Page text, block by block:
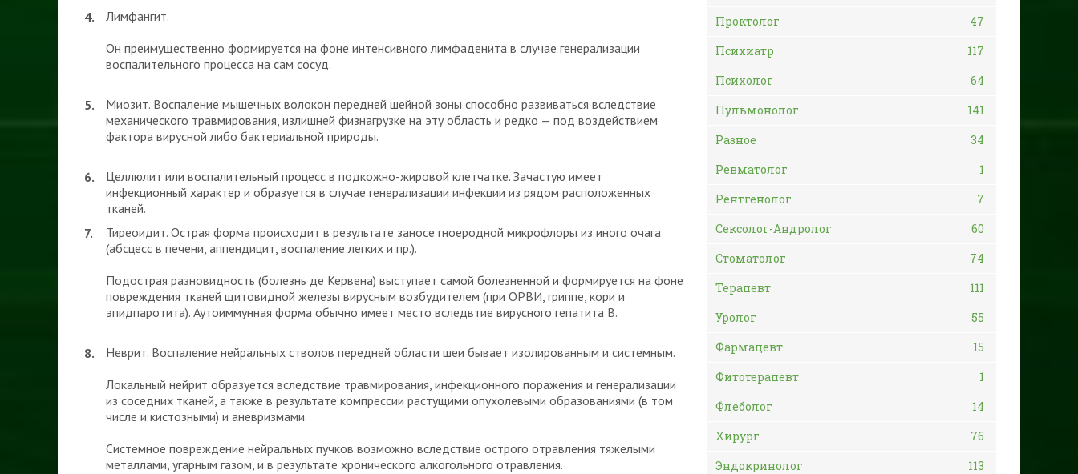
Лимфангит.
Он преимущественно формируется на фоне интенсивного лимфаденита в случае генерализации
воспалительного процесса на сам сосуд.
Миозит. Воспаление мышечных волокон передней шейной зоны способно развиваться вследствие
механического травмирования, излишней физнагрузке на эту область и редко — под воздействием
фактора вирусной либо бактериальной природы.
Целлюлит или воспалительный процесс в подкожно-жировой клетчатке. Зачастую имеет
инфекционный характер и образуется в случае генерализации инфекции из рядом расположенных
тканей.
Тиреоидит. Острая форма происходит в результате заносе гноеродной микрофлоры из иного очага
(абсцесс в печени, аппендицит, воспаление легких и пр.).
Подострая разновидность (болезнь де Кервена) выступает самой болезненной и формируется на фоне
повреждения тканей щитовидной железы вирусным возбудителем (при ОРВИ, гриппе, кори и
эпидпаротита). Аутоиммунная форма обычно имеет место вследвтие вирусного гепатита В.
Неврит. Воспаление нейральных стволов передней области шеи бывает изолированным и системным.
Локальный нейрит образуется вследствие травмирования, инфекционного поражения и генерализации
из соседних тканей, а также в результате компрессии растущими опухолевыми образованиями (в том
числе и кистозными) и аневризмами.
Системное повреждение нейральных пучков возможно вследствие острого отравления тяжелыми
металлами, угарным газом, и в результате хронического алкогольного отравления.
Проктолог
47
Психиатр
117
Психолог
64
Пульмонолог
141
Разное
34
Ревматолог
1
Рентгенолог
7
Сексолог-Андролог
60
Стоматолог
74
Терапевт
111
Уролог
55
Фармацевт
15
Фитотерапевт
1
Флеболог
14
Хирург
76
Эндокринолог
113